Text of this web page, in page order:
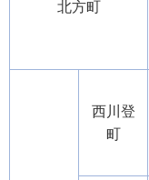
北方町
西川登
町